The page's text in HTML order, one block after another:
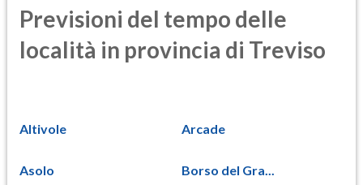
Previsioni del tempo delle
località in provincia di Treviso
Altivole Arcade
Asolo Borso del Gra...